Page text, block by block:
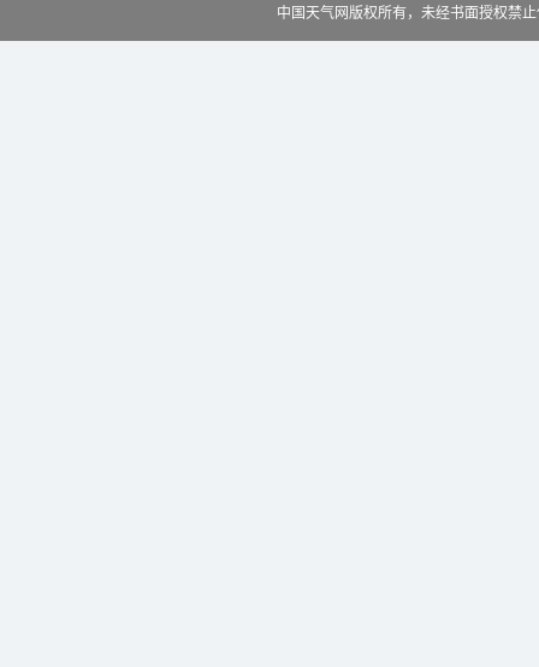
中国天气网版权所有，未经书面授权